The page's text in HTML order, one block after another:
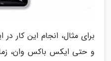
برای مثال، انجام این
و حتی ایکس باکس وان،